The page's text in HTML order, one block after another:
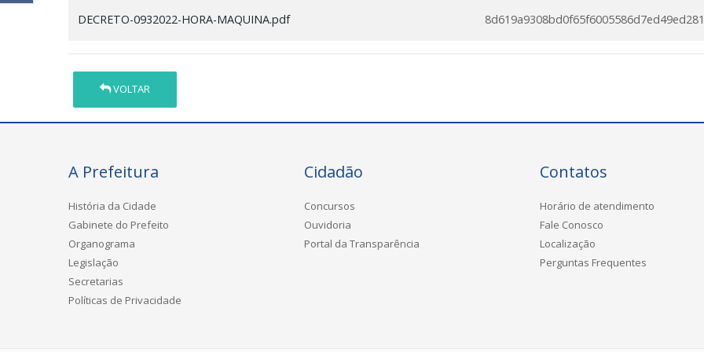
DECRETO-0932022-HORA-MAQUINA.pdf
VOLTAR
A Prefeitura
História da Cidade
Gabinete do Prefeito
Organograma
Legislação
Secretarias
Políticas de Privacidade
Cidadão
Concursos
Ouvidoria
Portal da Transparência
Contatos
Horário de atendimento
Fale Conosco
Localização
Perguntas Frequentes